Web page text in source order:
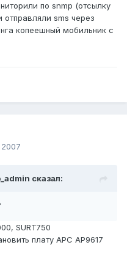
по snmp (отсылку
отправляли sms через
копеешный мобильник с
2007
сказал:
SURT750
плату APC AP9617